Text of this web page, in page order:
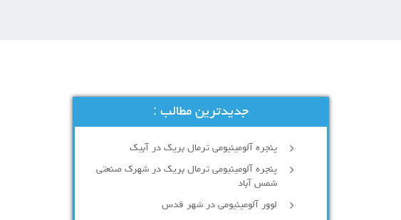
جدیدترین مطالب :
پنجره آلومینیومی ترمال بریک در آبیک
پنجره آلومینیومی ترمال بریک در شهرک صنعتی
شمس آباد
لوور آلومینیومی در شهر قدس